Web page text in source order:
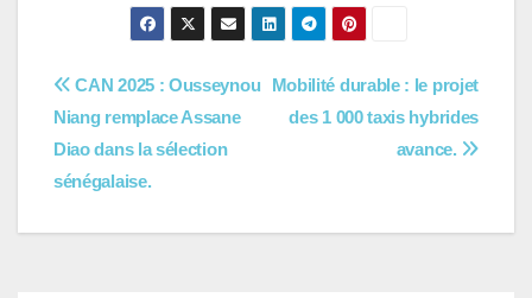
Navigation
de
l’article
Mobilité durable : le projet
des 1 000 taxis hybrides
avance.
CAN 2025 : Ousseynou
Niang remplace Assane
Diao dans la sélection
sénégalaise.